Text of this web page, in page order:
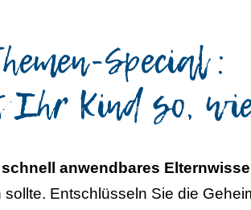
Special :
Kind so,
schnell anwendbares
Entschlüsseln Sie die